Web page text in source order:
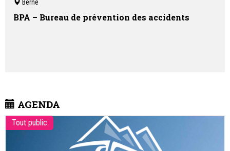
accueille pour diverses activités telles que la luge, le snowtubing,
les raquettes, le ski de fond, le ski joëring et le jardin des neiges
Berne
BPA – Bureau de prévention des accidents
AGENDA
Tout public